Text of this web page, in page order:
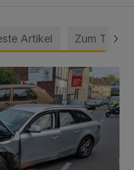
Artikel Zum Thema